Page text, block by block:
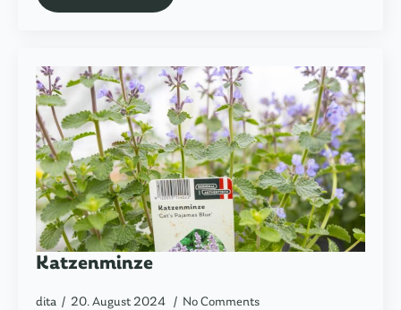
Katzenminze
dita 20. August 2024 No Comments